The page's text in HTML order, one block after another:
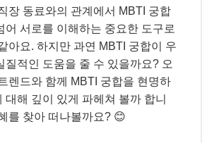
장 동료와의 관계에서 MBTI 궁합
어 서로를 이해하는 중요한 도구로
아요. 하지만 과연 MBTI 궁합이 우
질적인 도움을 줄 수 있을까요? 오
렌드와 함께 MBTI 궁합을 현명하
대해 깊이 있게 파헤쳐 볼까 합니
를 찾아 떠나볼까요? 😊